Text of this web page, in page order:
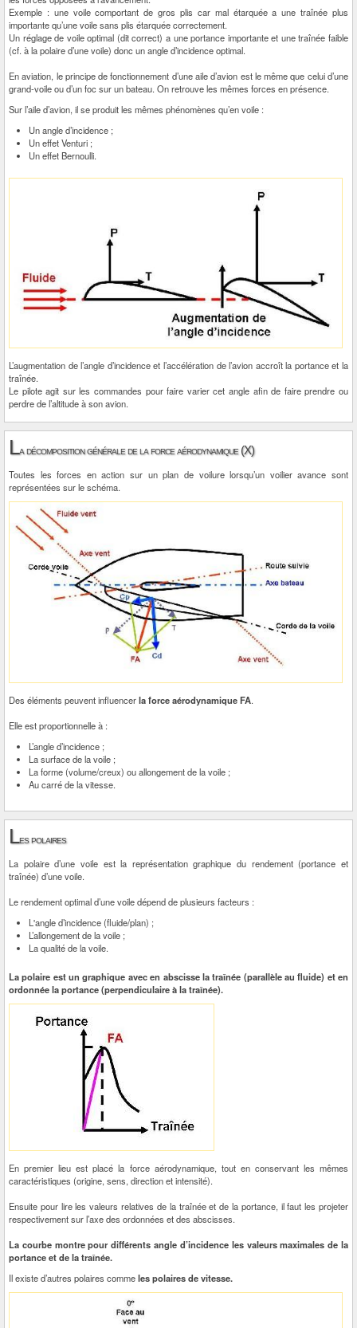
Exemple : une voile comportant de gros plis car mal étarquée a une traînée plus
importante qu’une voile sans plis étarquée correctement.
Un réglage de voile optimal (dit correct) a une portance importante et une traînée faible
(cf. à la polaire d’une voile) donc un angle d’incidence optimal.
En aviation, le principe de fonctionnement d’une aile d’avion est le même que celui d’une
grand-voile ou d’un foc sur un bateau. On retrouve les mêmes forces en présence.
Sur l’aile d’avion, il se produit les mêmes phénomènes qu’en voile :
Un angle d’incidence ;
Un effet Venturi ;
Un effet Bernoulli.
L’augmentation de l’angle d’incidence et l’accélération de l’avion accroît la portance et la
traînée.
Le pilote agit sur les commandes pour faire varier cet angle afin de faire prendre ou
perdre de l’altitude à son avion.
La décomposition générale de la force aérodynamique (X)
Toutes les forces en action sur un plan de voilure lorsqu’un voilier avance sont
représentées sur le schéma.
Des éléments peuvent influencerla force aérodynamique FA.
Elle est proportionnelle à :
L’angle d’incidence ;
La surface de la voile ;
La forme (volume/creux) ou allongement de la voile ;
Au carré de la vitesse.
Les polaires
La polaire d’une voile est la représentation graphique du rendement (portance et
traînée) d’une voile.
Le rendement optimal d’une voile dépend de plusieurs facteurs :
L'angle d’incidence (fluide/plan) ;
L’allongement de la voile ;
La qualité de la voile.
La polaire est un graphique avec en abscisse la traînée (parallèle au fluide) et en
ordonnée la portance (perpendiculaire à la traînée).
En premier lieu est placé la force aérodynamique, tout en conservant les mêmes
caractéristiques (origine, sens, direction et intensité).
Ensuite pour lire les valeurs relatives de la traînée et de la portance, il faut les projeter
respectivement sur l’axe des ordonnées et des abscisses.
La courbe montre pour différents angle d’incidence les valeurs maximales de la
portance et de la traînée.
Il existe d’autres polaires commeles polaires de vitesse.